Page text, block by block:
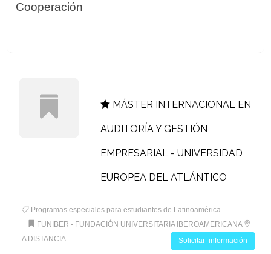
Cooperación
MÁSTER INTERNACIONAL EN
AUDITORÍA Y GESTIÓN
EMPRESARIAL - UNIVERSIDAD
EUROPEA DEL ATLÁNTICO
Programas especiales para estudiantes de Latinoamérica
FUNIBER - FUNDACIÓN UNIVERSITARIA IBEROAMERICANA
A DISTANCIA
Solicitar información